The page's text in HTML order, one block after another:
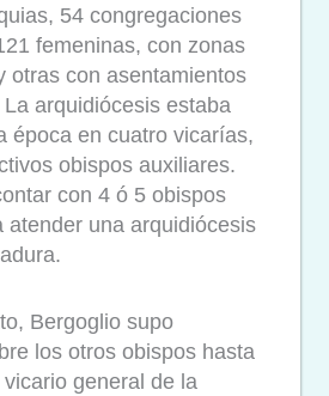
54 congregaciones
femeninas, con zonas
otras con asentamientos
arquidiócesis estaba
época en cuatro vicarías,
obispos auxiliares.
con 4 ó 5 obispos
atender una arquidiócesis
Bergoglio supo
los otros obispos hasta
general de la